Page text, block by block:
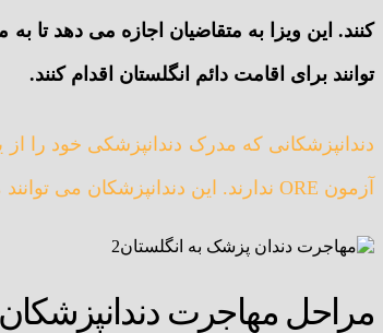
کنند. این ویزا به متقاضیان اجازه می دهد تا
توانند برای اقامت دائم انگلستان اقدام کنند.
دندانپزشکانی که مدرک دندانپزشکی خود را از
آزمون ORE ندارند. این دندانپزشکان می توانند مستقیماً برای آزمون PLAB اقدام کنند.
مراحل مهاجرت دندانپزشکان